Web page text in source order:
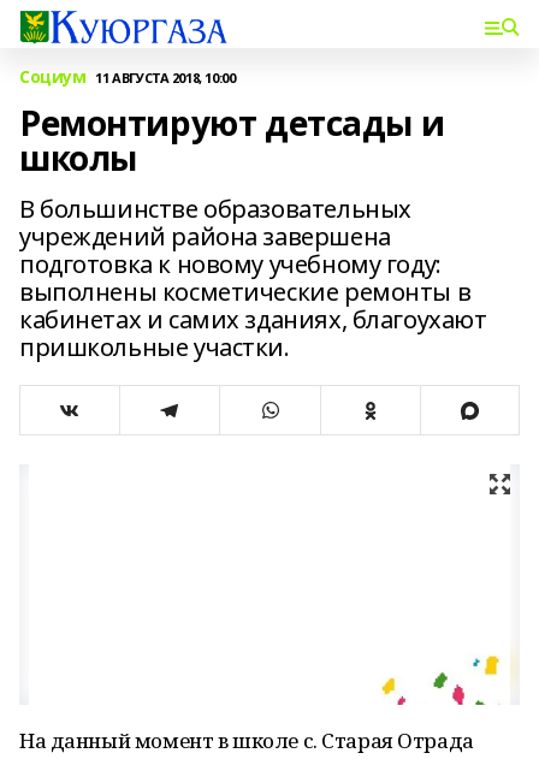
Социум 11 АВГУСТА 2018, 10:00
Ремонтируют детсады и
школы
В большинстве образовательных
учреждений района завершена
подготовка к новому учебному году:
выполнены косметические ремонты в
кабинетах и самих зданиях, благоухают
пришкольные участки.
На данный момент в школе с. Старая Отрада